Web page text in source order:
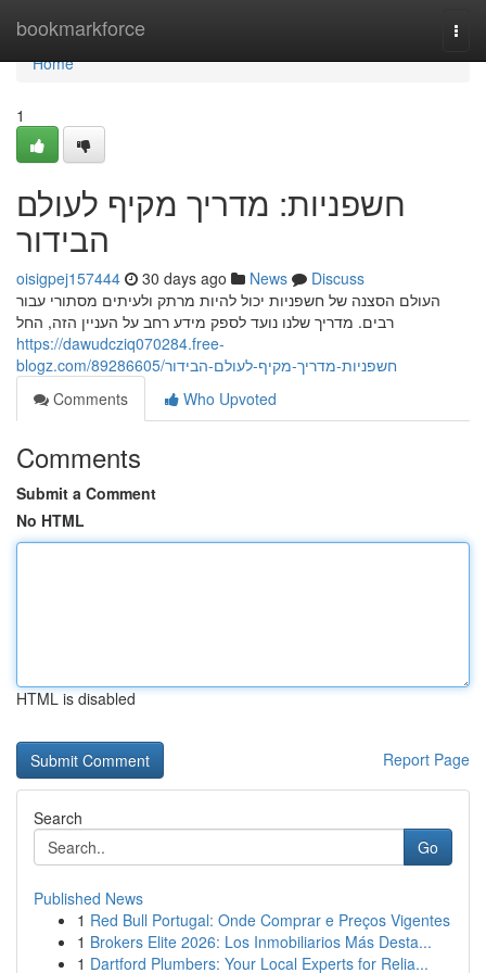
bookmarkforce
Home
Home
1
חשפניות: מדריך מקיף לעולם
הבידור
oisigpej157444 30 days ago News
Discuss
העולם הסצנה של חשפניות יכול להיות מרתק ולעיתים מסתורי עבור
רבים. מדריך שלנו נועד לספק מידע רחב על העניין הזה, החל
https://dawudcziq070284.free-
blogz.com/89286605/חשפניות-מדריך-מקיף-לעולם-הבידור
Comments
Who Upvoted
Comments
Submit a Comment
No HTML
HTML is disabled
Report Page
Search
Go
Published News
1 Red Bull Portugal: Onde Comprar e Preços Vigentes
1 Brokers Elite 2026: Los Inmobiliarios Más Desta...
1 Dartford Plumbers: Your Local Experts for Relia...